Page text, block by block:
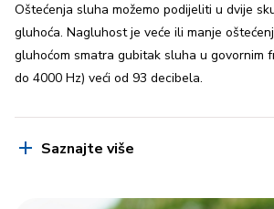
Oštećenja sluha možemo podijeliti u dvije
gluhoća. Nagluhost je veće ili manje
gluhoćom smatra gubitak sluha u govornim
do 4000 Hz) veći od 93 decibela.
Saznajte više